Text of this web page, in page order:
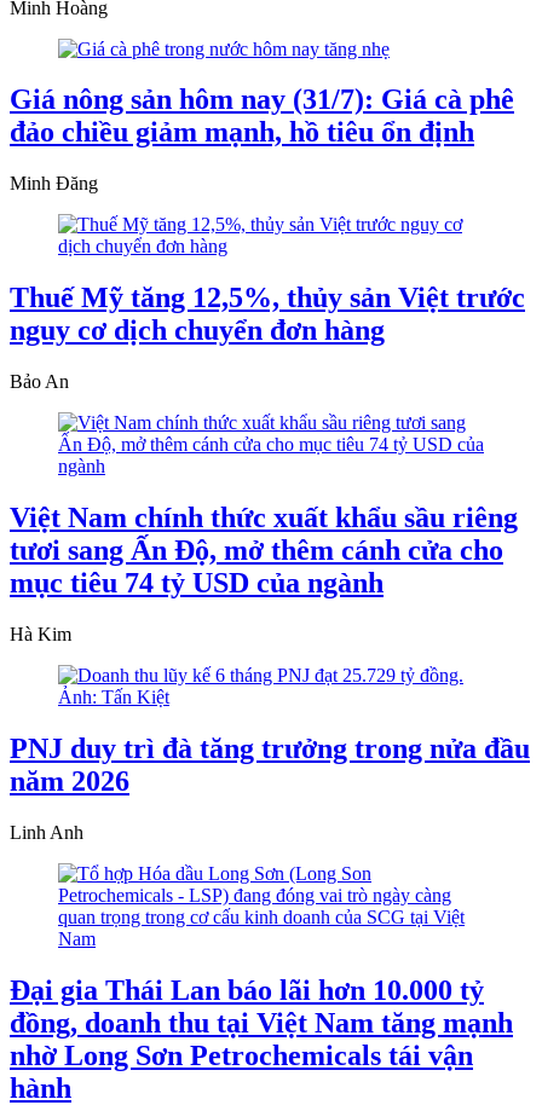
Minh Hoàng
Giá nông sản hôm nay (31/7): Giá cà phê
đảo chiều giảm mạnh, hồ tiêu ổn định
Minh Đăng
Thuế Mỹ tăng 12,5%, thủy sản Việt trước
nguy cơ dịch chuyển đơn hàng
Bảo An
Việt Nam chính thức xuất khẩu sầu riêng
tươi sang Ấn Độ, mở thêm cánh cửa cho
mục tiêu 74 tỷ USD của ngành
Hà Kim
PNJ duy trì đà tăng trưởng trong nửa đầu
năm 2026
Linh Anh
Đại gia Thái Lan báo lãi hơn 10.000 tỷ
đồng, doanh thu tại Việt Nam tăng mạnh
nhờ Long Sơn Petrochemicals tái vận
hành